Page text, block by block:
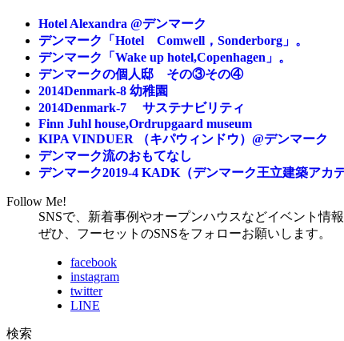
Hotel Alexandra @デンマーク
デンマーク「Hotel Comwell，Sonderborg」。
デンマーク「Wake up hotel,Copenhagen」。
デンマークの個人邸 その③その④
2014Denmark-8 幼稚園
2014Denmark-7 サステナビリティ
Finn Juhl house,Ordrupgaard museum
KIPA VINDUER （キパウィンドウ）@デンマーク
デンマーク流のおもてなし
デンマーク2019-4 KADK（デンマーク王立建築アカ
Follow Me!
SNSで、新着事例やオープンハウスなどイベント情
ぜひ、フーセットのSNSをフォローお願いします。
facebook
instagram
twitter
LINE
検索